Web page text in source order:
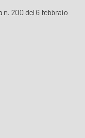
n. 200 del 6 febbraio